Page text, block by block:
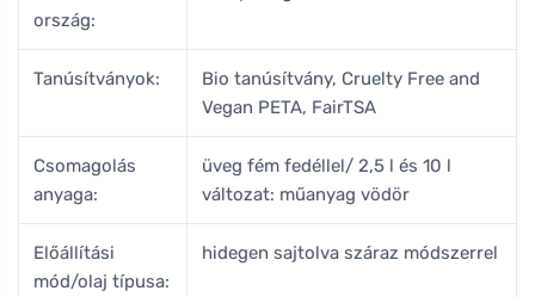
ország:
Tanúsítványok:
Bio tanúsítvány, Cruelty Free and
Vegan PETA, FairTSA
Csomagolás
anyaga:
üveg fém fedéllel/ 2,5 l és 10 l
változat: műanyag vödör
Előállítási
mód/olaj típusa:
hidegen sajtolva száraz módszerrel